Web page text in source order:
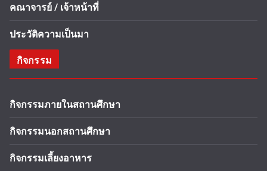
คณาจารย์ / เจ้าหน้าที่
ประวัติความเป็นมา
กิจกรรม
กิจกรรมภายในสถานศึกษา
กิจกรรมนอกสถานศึกษา
กิจกรรมเลี้ยงอาหาร